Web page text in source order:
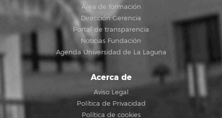
Área de formación
Dirección Gerencia
Portal de transparencia
Noticias Fundación
Agenda Universidad de La Laguna
Acerca de
Aviso Legal
Política de Privacidad
Política de cookies